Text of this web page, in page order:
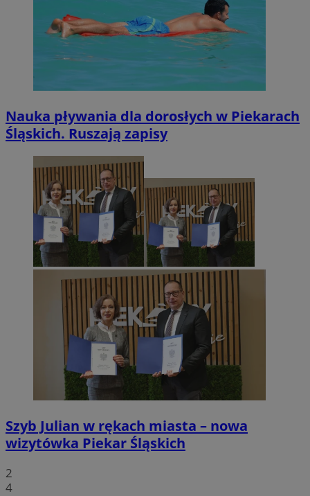
Nauka pływania dla dorosłych w Piekarach
Śląskich. Ruszają zapisy
Szyb Julian w rękach miasta – nowa
wizytówka Piekar Śląskich
2
4